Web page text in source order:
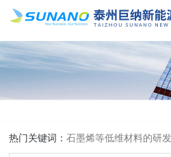
热门关键词：石墨烯等低维材料的研